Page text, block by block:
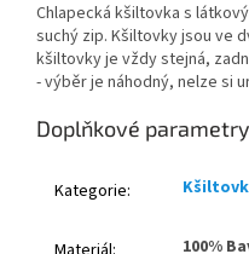
Chlapecká kšiltovka s
suchý zip. Kšiltovky jsou ve
kšiltovky je vždy stejná,
- výběr je náhodný, nelze si
Doplňkové parametry
Kategorie:
100%